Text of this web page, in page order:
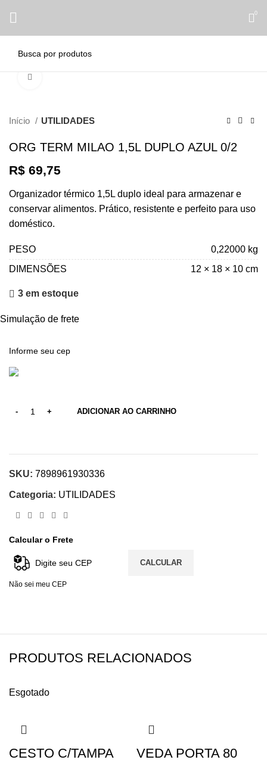
0
Início UTILIDADES
ORG TERM MILAO 1,5L DUPLO AZUL 0/2
R$ 69,75
Organizador térmico 1,5L duplo ideal para armazenar e
conservar alimentos. Prático, resistente e perfeito para uso
doméstico.
PESO
0,22000 kg
DIMENSÕES
12 × 18 × 10 cm
3 em estoque
Simulação de frete
ADICIONAR AO CARRINHO
SKU: 7898961930336
Categoria: UTILIDADES
Calcular o Frete
CALCULAR
Não sei meu CEP
PRODUTOS RELACIONADOS
Esgotado
CESTO C/TAMPA
VEDA PORTA 80